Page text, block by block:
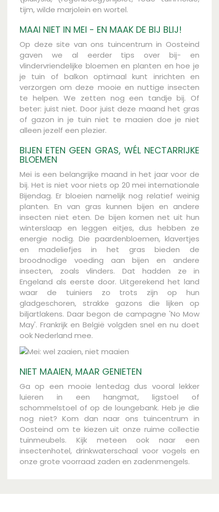
tijm, wilde marjolein en wortel.
MAAI NIET IN MEI - EN MAAK DE BIJ BLIJ!
Op deze site van ons tuincentrum in Oosteind
gaven we al eerder tips over bij- en
vlindervriendelijke bloemen en planten en hoe je
je tuin of balkon optimaal kunt inrichten en
verzorgen om deze mooie en nuttige insecten
te helpen. We zetten nog een tandje bij. Of
beter: juist niet. Door juist deze maand het gras
of gazon in je tuin niet te maaien doe je niet
alleen jezelf een plezier.
BIJEN ETEN GEEN GRAS, WÉL NECTARRIJKE
BLOEMEN
Mei is een belangrijke maand in het jaar voor de
bij. Het is niet voor niets op 20 mei internationale
Bijendag. Er bloeien namelijk nog relatief weinig
planten. En van gras kunnen bijen en andere
insecten niet eten. De bijen komen net uit hun
winterslaap en leggen eitjes, dus hebben ze
energie nodig. Die paardenbloemen, klavertjes
en madeliefjes in het gras bieden de
broodnodige voeding aan bijen en andere
insecten, zoals vlinders. Dat hadden ze in
Engeland als eerste door. Uitgerekend het land
waar de tuiniers zo trots zijn op hun
gladgeschoren, strakke gazons die lijken op
biljartlakens. Daar begon de campagne 'No Mow
May'. Frankrijk en België volgden snel en nu doet
ook Nederland mee.
NIET MAAIEN, MAAR GENIETEN
Ga op een mooie lentedag dus vooral lekker
luieren in een hangmat, ligstoel of
schommelstoel of op de loungebank. Heb je die
nog niet? Kom dan naar ons tuincentrum in
Oosteind om te kiezen uit onze ruime collectie
tuinmeubels. Kijk meteen ook naar een
insectenhotel, drinkwaterschaal voor vogels en
onze grote voorraad zaden en zadenmengels.